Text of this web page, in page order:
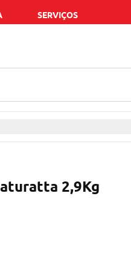
SERVIÇOS
2,9Kg